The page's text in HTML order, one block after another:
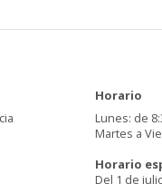
Horario
Lunes: de
Martes a
Horario
Del 1 de